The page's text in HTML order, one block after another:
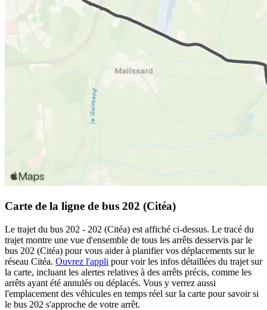
Carte de la ligne de bus 202 (Citéa)
Le trajet du bus 202 - 202 (Citéa) est affiché ci-dessus. Le tracé du
trajet montre une vue d'ensemble de tous les arrêts desservis par le
bus 202 (Citéa) pour vous aider à planifier vos déplacements sur le
réseau Citéa. Ouvrez l'appli pour voir les infos détaillées du trajet sur
la carte, incluant les alertes relatives à des arrêts précis, comme les
arrêts ayant été annulés ou déplacés. Vous y verrez aussi
l'emplacement des véhicules en temps réel sur la carte pour savoir si
le bus 202 s'approche de votre arrêt.